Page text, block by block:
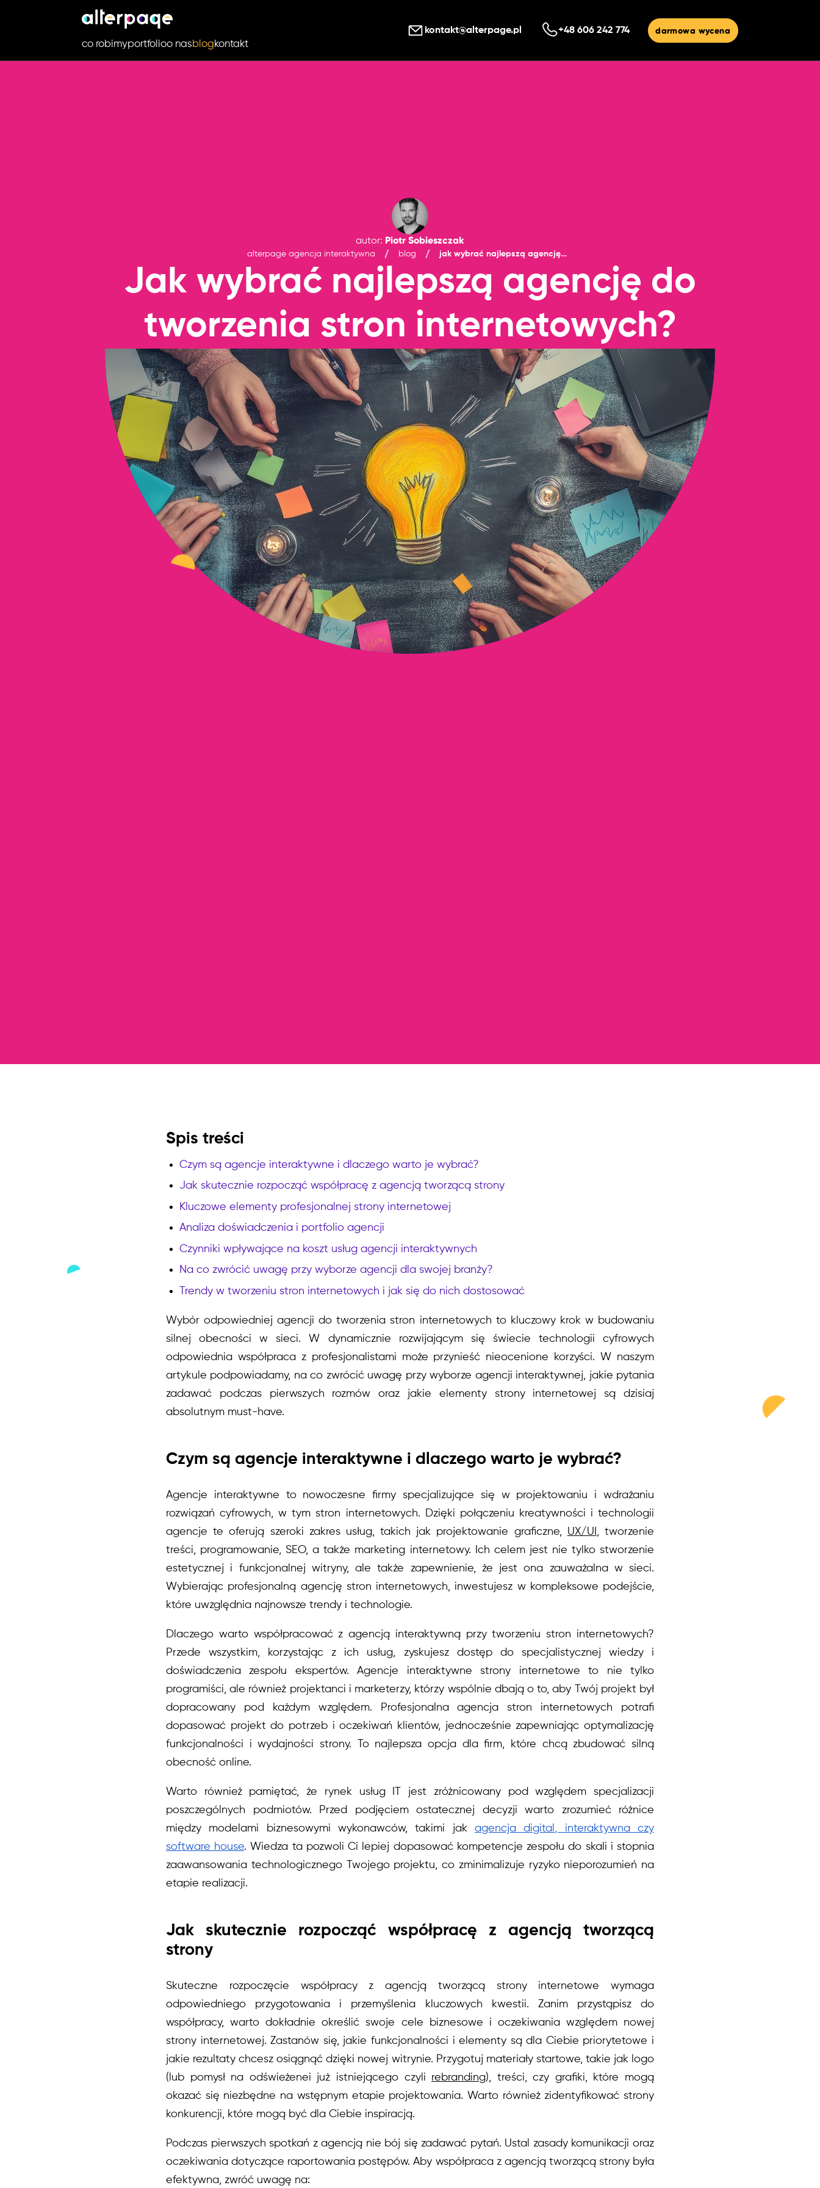
co robimyportfolioo nasblogkontakt
kontakt@alterpage.pl +48 606 242 774 darmowa wycena
autor: Piotr Sobieszczak
alterpage agencja interaktywna blog jak wybrać najlepszą agencję do tworzenia stron internetowych?
Jak wybrać najlepszą agencję do
tworzenia stron internetowych?
Spis treści
Czym są agencje interaktywne i dlaczego warto je wybrać?
Jak skutecznie rozpocząć współpracę z agencją tworzącą strony
Kluczowe elementy profesjonalnej strony internetowej
Analiza doświadczenia i portfolio agencji
Czynniki wpływające na koszt usług agencji interaktywnych
Na co zwrócić uwagę przy wyborze agencji dla swojej branży?
Trendy w tworzeniu stron internetowych i jak się do nich dostosować
Wybór odpowiedniej agencji do tworzenia stron internetowych to kluczowy krok w budowaniu
silnej obecności w sieci. W dynamicznie rozwijającym się świecie technologii cyfrowych
odpowiednia współpraca z profesjonalistami może przynieść nieocenione korzyści. W naszym
artykule podpowiadamy, na co zwrócić uwagę przy wyborze agencji interaktywnej, jakie pytania
zadawać podczas pierwszych rozmów oraz jakie elementy strony internetowej są dzisiaj
absolutnym must-have.
Czym są agencje interaktywne i dlaczego warto je wybrać?
Agencje interaktywne to nowoczesne firmy specjalizujące się w projektowaniu i wdrażaniu
rozwiązań cyfrowych, w tym stron internetowych. Dzięki połączeniu kreatywności i technologii
agencje te oferują szeroki zakres usług, takich jak projektowanie graficzne, UX/UI , tworzenie
treści, programowanie, SEO, a także marketing internetowy. Ich celem jest nie tylko stworzenie
estetycznej i funkcjonalnej witryny, ale także zapewnienie, że jest ona zauważalna w sieci.
Wybierając profesjonalną agencję stron internetowych, inwestujesz w kompleksowe podejście,
które uwzględnia najnowsze trendy i technologie.
Dlaczego warto współpracować z agencją interaktywną przy tworzeniu stron internetowych?
Przede wszystkim, korzystając z ich usług, zyskujesz dostęp do specjalistycznej wiedzy i
doświadczenia zespołu ekspertów. Agencje interaktywne strony internetowe to nie tylko
programiści, ale również projektanci i marketerzy, którzy wspólnie dbają o to, aby Twój projekt był
dopracowany pod każdym względem. Profesjonalna agencja stron internetowych potrafi
dopasować projekt do potrzeb i oczekiwań klientów, jednocześnie zapewniając optymalizację
funkcjonalności i wydajności strony. To najlepsza opcja dla firm, które chcą zbudować silną
obecność online.
Warto również pamiętać, że rynek usług IT jest zróżnicowany pod względem specjalizacji
poszczególnych podmiotów. Przed podjęciem ostatecznej decyzji warto zrozumieć różnice
między modelami biznesowymi wykonawców, takimi jak agencja digital, interaktywna czy
software house. Wiedza ta pozwoli Ci lepiej dopasować kompetencje zespołu do skali i stopnia
zaawansowania technologicznego Twojego projektu, co zminimalizuje ryzyko nieporozumień na
etapie realizacji.
Jak skutecznie rozpocząć współpracę z agencją tworzącą
strony
Skuteczne rozpoczęcie współpracy z agencją tworzącą strony internetowe wymaga
odpowiedniego przygotowania i przemyślenia kluczowych kwestii. Zanim przystąpisz do
współpracy, warto dokładnie określić swoje cele biznesowe i oczekiwania względem nowej
strony internetowej. Zastanów się, jakie funkcjonalności i elementy są dla Ciebie priorytetowe i
jakie rezultaty chcesz osiągnąć dzięki nowej witrynie. Przygotuj materiały startowe, takie jak logo
(lub pomysł na odświeżenei już istniejącego czyli rebranding), treści, czy grafiki, które mogą
okazać się niezbędne na wstępnym etapie projektowania. Warto również zidentyfikować strony
konkurencji, które mogą być dla Ciebie inspiracją.
Podczas pierwszych spotkań z agencją nie bój się zadawać pytań. Ustal zasady komunikacji oraz
oczekiwania dotyczące raportowania postępów. Aby współpraca z agencją tworzącą strony była
efektywna, zwróć uwagę na: